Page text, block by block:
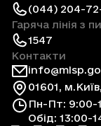
(044) 204-
Гаряча лінія з
1547
Контакти
01601,
Пн-Пт: 9:00-
Обід: 13:00-